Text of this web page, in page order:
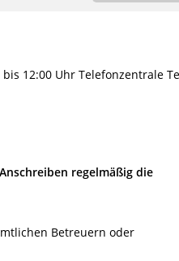
12:00 Uhr Telefonzentrale
regelmäßig die
Betreuern oder